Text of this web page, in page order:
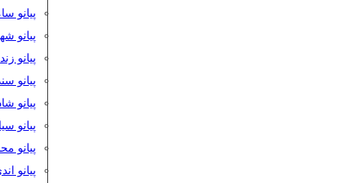
پیانو
پیانو
پیانو
پیانو
پیانو
پیانو
پیانو
پیانو